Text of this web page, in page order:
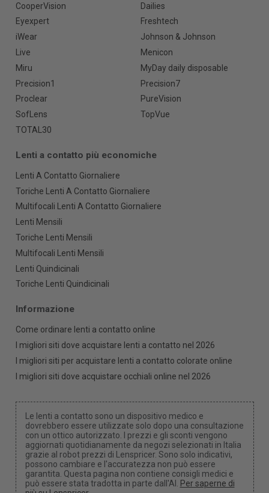
CooperVision
Dailies
Eyexpert
Freshtech
iWear
Johnson & Johnson
Live
Menicon
Miru
MyDay daily disposable
Precision1
Precision7
Proclear
PureVision
SofLens
TopVue
TOTAL30
Lenti a contatto più economiche
Lenti A Contatto Giornaliere
Toriche Lenti A Contatto Giornaliere
Multifocali Lenti A Contatto Giornaliere
Lenti Mensili
Toriche Lenti Mensili
Multifocali Lenti Mensili
Lenti Quindicinali
Toriche Lenti Quindicinali
Informazione
Come ordinare lenti a contatto online
I migliori siti dove acquistare lenti a contatto nel 2026
I migliori siti per acquistare lenti a contatto colorate online
I migliori siti dove acquistare occhiali online nel 2026
Le lenti a contatto sono un dispositivo medico e
dovrebbero essere utilizzate solo dopo una consultazione
con un ottico autorizzato. I prezzi e gli sconti vengono
aggiornati quotidianamente da negozi selezionati in Italia
grazie al robot prezzi di Lenspricer. Sono solo indicativi,
possono cambiare e l'accuratezza non può essere
garantita. Questa pagina non contiene consigli medici e
può essere stata tradotta in parte dall'AI. Per saperne di